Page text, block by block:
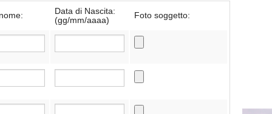
Data di Nascita:
(gg/mm/aaaa)
Foto soggetto: